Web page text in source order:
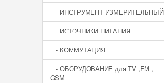
- ИНСТРУМЕНТ ИЗМЕРИТЕЛЬНЫЙ
- ИСТОЧНИКИ ПИТАНИЯ
- КОММУТАЦИЯ
- ОБОРУДОВАНИЕ для TV ,FM ,
GSM